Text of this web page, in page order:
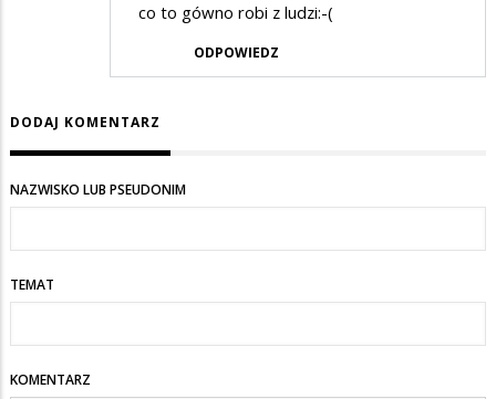
co to gówno robi z ludzi:-(
ODPOWIEDZ
DODAJ KOMENTARZ
NAZWISKO LUB PSEUDONIM
TEMAT
KOMENTARZ